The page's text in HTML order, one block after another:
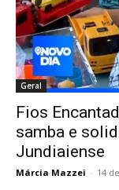
Geral
Fios
samba e
Jundiaiense
Márcia Mazzei - 14